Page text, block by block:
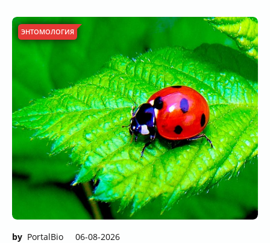
ЭНТОМОЛОГИЯ
by PortalBio 06-08-2026